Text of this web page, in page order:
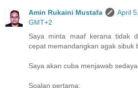
Amin Rukaini Mustafa
April
GMT+2
Saya minta maaf kerana tidak
cepat memandangkan agak sibuk
Saya akan cuba menjawab sedaya
Soalan pertama: